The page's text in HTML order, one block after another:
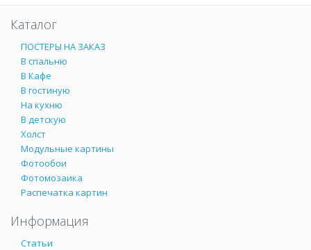
Каталог
ПОСТЕРЫ НА ЗАКАЗ
В спальню
В Кафе
В гостиную
На кухню
В детскую
Холст
Модульные картины
Фотообои
Фотомозаика
Распечатка картин
Информация
Статьи